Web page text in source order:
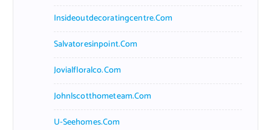
Insideoutdecoratingcentre.com
Salvatoresinpoint.com
Jovialfloralco.com
Johnlscotthometeam.com
U-Seehomes.com